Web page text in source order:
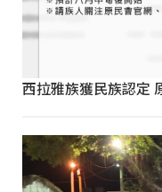
西拉雅族獲民族認定